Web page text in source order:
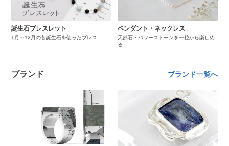
誕生石ブレスレット
1月～12月の各誕生石を使ったブレス
ペンダント・ネックレス
天然石・パワーストーンを一粒から楽しめ
る
ブランド ブランド一覧へ